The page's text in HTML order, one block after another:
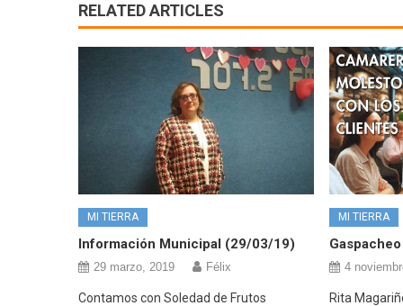
RELATED ARTICLES
MI TIERRA
Información Municipal (29/03/19)
29 marzo, 2019 Félix
Contamos con Soledad de Frutos
MI TIERRA
4
Rita